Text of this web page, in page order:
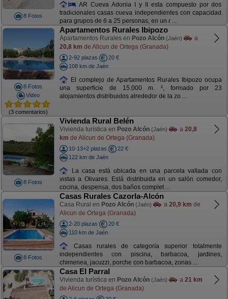
8 Fotos
AR Cueva Adonia I y II esta compuesto por dos
tradicionales casas cueva independientes con capacidad
para grupos de 6 a 25 personas, en un r ...
8 Fotos
Video
(3 comentarios)
Apartamentos Rurales Ibipozo
Apartamentos Rurales en Pozo Alcón (Jaén)
a
20,8 km de Alicun de Ortega (Granada)
2-92 plazas
20 €
108 km de Jaén
El complejo de Apartamentos Rurales Ibipozo ocupa
una superficie de 15.000 m. ², formado por 23
alojamientos distribuidos alrededor de la zo ...
8 Fotos
Vivienda Rural Belén
Vivienda turística en Pozo Alcón (Jaén) a 20,8
km de Alicun de Ortega (Granada)
10-13+2 plazas
22 €
122 km de Jaén
La casa está ubicada en una parcela vallada con
vistas a Olivares. Está distribuida en un salón comedor,
cocina, despensa, dos baños complet ...
8 Fotos
Casas Rurales Cazorla-Alcón
Casa Rural en Pozo Alcón (Jaén) a 20,9 km de
Alicun de Ortega (Granada)
2-20 plazas
20 €
110 km de Jaén
Casas rurales de categoría superior totalmente
independientes con piscina, barbacoa, jardines,
chimenea, jacuzzi, porche con barbacoa, zonas ...
Casa El Parral
Vivienda turística en Pozo Alcón (Jaén) a 21 km
de Alicun de Ortega (Granada)